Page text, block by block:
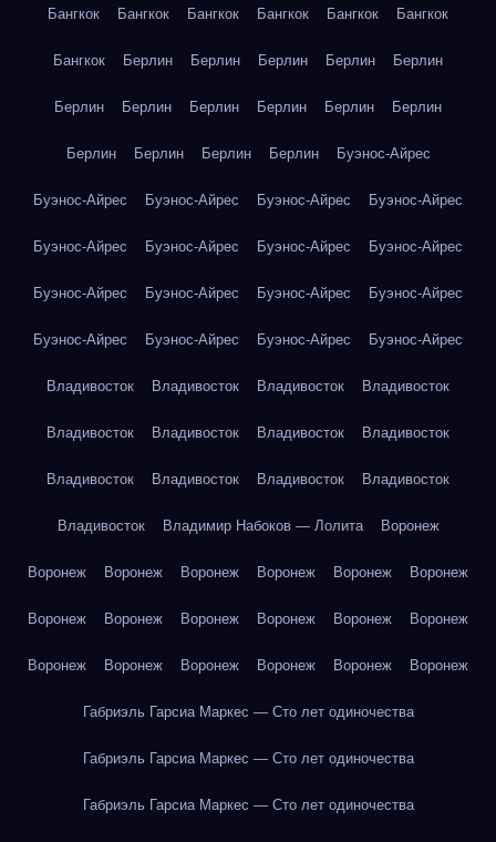
Бангкок Бангкок Бангкок Бангкок Бангкок Бангкок
Бангкок Берлин Берлин Берлин Берлин Берлин
Берлин Берлин Берлин Берлин Берлин Берлин
Берлин Берлин Берлин Берлин Буэнос-Айрес
Буэнос-Айрес Буэнос-Айрес Буэнос-Айрес Буэнос-Айрес
Буэнос-Айрес Буэнос-Айрес Буэнос-Айрес Буэнос-Айрес
Буэнос-Айрес Буэнос-Айрес Буэнос-Айрес Буэнос-Айрес
Буэнос-Айрес Буэнос-Айрес Буэнос-Айрес Буэнос-Айрес
Владивосток Владивосток Владивосток Владивосток
Владивосток Владивосток Владивосток Владивосток
Владивосток Владивосток Владивосток Владивосток
Владивосток Владимир Набоков — Лолита Воронеж
Воронеж Воронеж Воронеж Воронеж Воронеж Воронеж
Воронеж Воронеж Воронеж Воронеж Воронеж Воронеж
Воронеж Воронеж Воронеж Воронеж Воронеж Воронеж
Габриэль Гарсиа Маркес — Сто лет одиночества
Габриэль Гарсиа Маркес — Сто лет одиночества
Габриэль Гарсиа Маркес — Сто лет одиночества